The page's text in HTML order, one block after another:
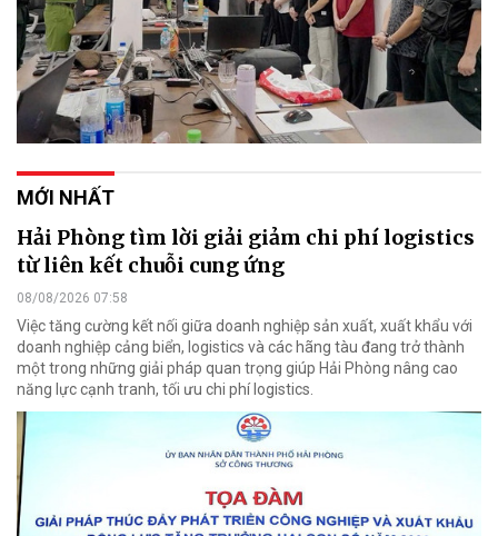
MỚI NHẤT
Hải Phòng tìm lời giải giảm chi phí logistics
từ liên kết chuỗi cung ứng
08/08/2026 07:58
Việc tăng cường kết nối giữa doanh nghiệp sản xuất, xuất khẩu với
doanh nghiệp cảng biển, logistics và các hãng tàu đang trở thành
một trong những giải pháp quan trọng giúp Hải Phòng nâng cao
năng lực cạnh tranh, tối ưu chi phí logistics.